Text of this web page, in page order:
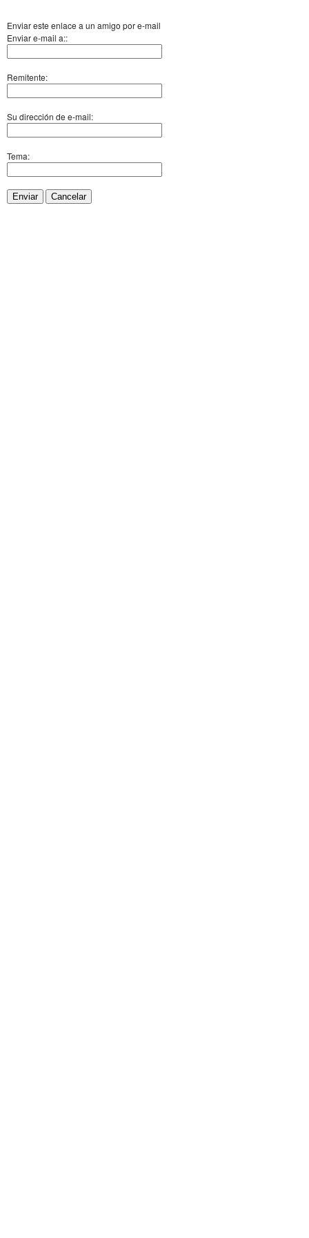
Enviar este enlace a un amigo por e-mail
Enviar e-mail a::
Remitente:
Su dirección de e-mail:
Tema:
Enviar Cancelar